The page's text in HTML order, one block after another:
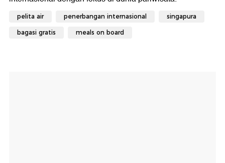
pelita air penerbangan internasional singapura
bagasi gratis meals on board